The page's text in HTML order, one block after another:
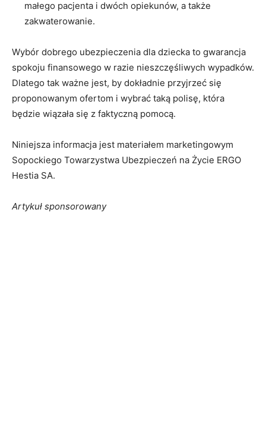
małego pacjenta i dwóch opiekunów, a także
zakwaterowanie.
Wybór dobrego ubezpieczenia dla dziecka to gwarancja
spokoju finansowego w razie nieszczęśliwych wypadków.
Dlatego tak ważne jest, by dokładnie przyjrzeć się
proponowanym ofertom i wybrać taką polisę, która
będzie wiązała się z faktyczną pomocą.
Niniejsza informacja jest materiałem marketingowym
Sopockiego Towarzystwa Ubezpieczeń na Życie ERGO
Hestia SA.
Artykuł sponsorowany